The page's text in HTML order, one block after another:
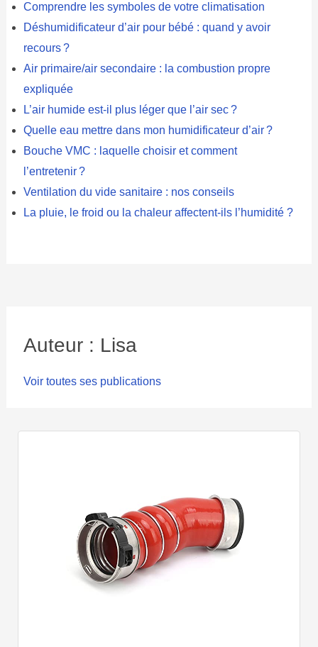
Comprendre les symboles de votre climatisation
Déshumidificateur d’air pour bébé : quand y avoir
recours ?
Air primaire/air secondaire : la combustion propre
expliquée
L’air humide est-il plus léger que l’air sec ?
Quelle eau mettre dans mon humidificateur d’air ?
Bouche VMC : laquelle choisir et comment
l’entretenir ?
Ventilation du vide sanitaire : nos conseils
La pluie, le froid ou la chaleur affectent-ils l’humidité ?
Auteur : Lisa
Voir toutes ses publications